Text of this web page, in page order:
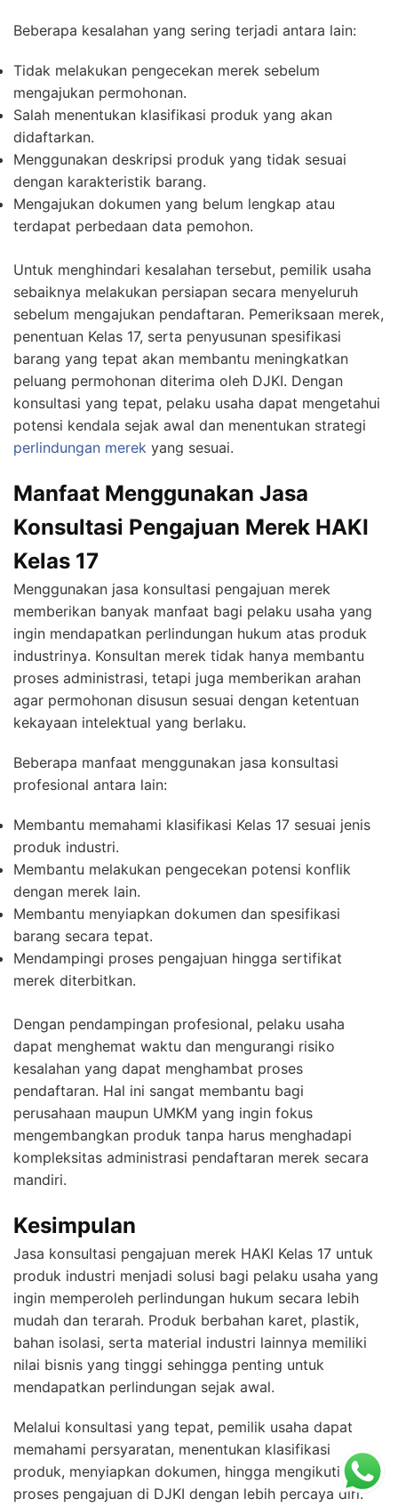
Beberapa kesalahan yang sering terjadi antara lain:
Tidak melakukan pengecekan merek sebelum
mengajukan permohonan.
Salah menentukan klasifikasi produk yang akan
didaftarkan.
Menggunakan deskripsi produk yang tidak sesuai
dengan karakteristik barang.
Mengajukan dokumen yang belum lengkap atau
terdapat perbedaan data pemohon.
Untuk menghindari kesalahan tersebut, pemilik usaha
sebaiknya melakukan persiapan secara menyeluruh
sebelum mengajukan pendaftaran. Pemeriksaan merek,
penentuan Kelas 17, serta penyusunan spesifikasi
barang yang tepat akan membantu meningkatkan
peluang permohonan diterima oleh DJKI. Dengan
konsultasi yang tepat, pelaku usaha dapat mengetahui
potensi kendala sejak awal dan menentukan strategi
perlindungan merek yang sesuai.
Manfaat Menggunakan Jasa
Konsultasi Pengajuan Merek HAKI
Kelas 17
Menggunakan jasa konsultasi pengajuan merek
memberikan banyak manfaat bagi pelaku usaha yang
ingin mendapatkan perlindungan hukum atas produk
industrinya. Konsultan merek tidak hanya membantu
proses administrasi, tetapi juga memberikan arahan
agar permohonan disusun sesuai dengan ketentuan
kekayaan intelektual yang berlaku.
Beberapa manfaat menggunakan jasa konsultasi
profesional antara lain:
Membantu memahami klasifikasi Kelas 17 sesuai jenis
produk industri.
Membantu melakukan pengecekan potensi konflik
dengan merek lain.
Membantu menyiapkan dokumen dan spesifikasi
barang secara tepat.
Mendampingi proses pengajuan hingga sertifikat
merek diterbitkan.
Dengan pendampingan profesional, pelaku usaha
dapat menghemat waktu dan mengurangi risiko
kesalahan yang dapat menghambat proses
pendaftaran. Hal ini sangat membantu bagi
perusahaan maupun UMKM yang ingin fokus
mengembangkan produk tanpa harus menghadapi
kompleksitas administrasi pendaftaran merek secara
mandiri.
Kesimpulan
Jasa konsultasi pengajuan merek HAKI Kelas 17 untuk
produk industri menjadi solusi bagi pelaku usaha yang
ingin memperoleh perlindungan hukum secara lebih
mudah dan terarah. Produk berbahan karet, plastik,
bahan isolasi, serta material industri lainnya memiliki
nilai bisnis yang tinggi sehingga penting untuk
mendapatkan perlindungan sejak awal.
Melalui konsultasi yang tepat, pemilik usaha dapat
memahami persyaratan, menentukan klasifikasi
produk, menyiapkan dokumen, hingga mengikuti
proses pengajuan di DJKI dengan lebih percaya diri.